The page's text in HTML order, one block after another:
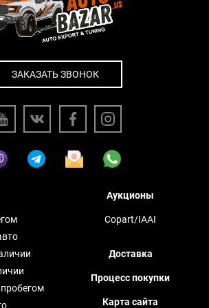
ЗАКАЗАТЬ ЗВОНОК
Аукционы
Copart/IAAI
Доставка
Процесс покупки
Карта сайта